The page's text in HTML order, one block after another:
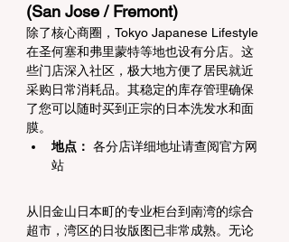
(San Jose / Fremont)
除了核心商圈，Tokyo Japanese Lifestyle
在圣何塞和弗里蒙特等地也设有分店。这
些门店深入社区，极大地方便了居民就近
采购日常消耗品。其稳定的库存管理确保
了您可以随时买到正宗的日本洗发水和面
膜。
地点： 各分店详细地址请查阅官方网
站
从旧金山日本町的专业柜台到南湾的综合
超市，湾区的日妆版图已非常成熟。无论